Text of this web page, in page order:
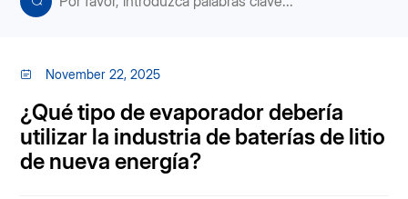
November 22, 2025
¿Qué tipo de evaporador debería
utilizar la industria de baterías de litio
de nueva energía?